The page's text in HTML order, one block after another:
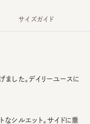
した。デイリーユースに
なシルエット。サイドに垂
サイズガイド